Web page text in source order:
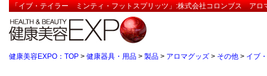
「イブ・テイラー ミンティ・フットスプリッツ」:株式会社コロンブス アロ
健康美容EXPO：TOP > 健康器具・用品 > 製品 > アロマグッズ > その他 > イブ